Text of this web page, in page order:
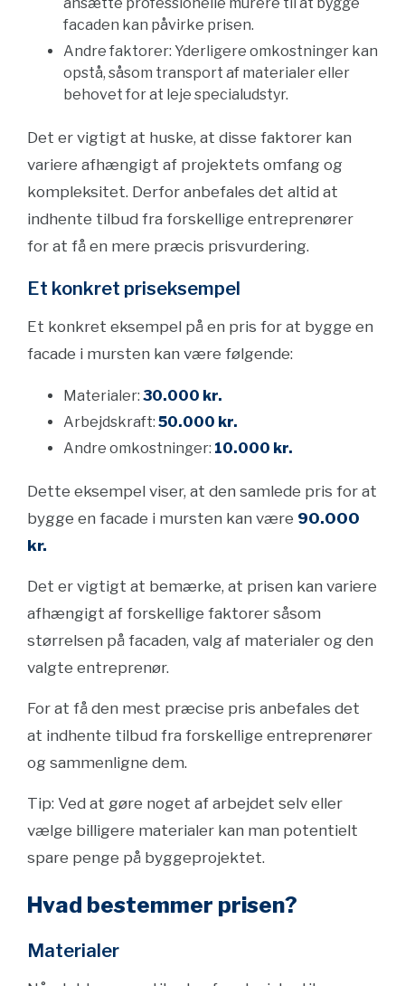
facaden kan påvirke prisen.
Andre faktorer: Yderligere omkostninger kan
opstå, såsom transport af materialer eller
behovet for at leje specialudstyr.
Det er vigtigt at huske, at disse faktorer kan
variere afhængigt af projektets omfang og
kompleksitet. Derfor anbefales det altid at
indhente tilbud fra forskellige entreprenører
for at få en mere præcis prisvurdering.
Et konkret priseksempel
Et konkret eksempel på en pris for at bygge en
facade i mursten kan være følgende:
Materialer: 30.000 kr.
Arbejdskraft: 50.000 kr.
Andre omkostninger: 10.000 kr.
Dette eksempel viser, at den samlede pris for at
bygge en facade i mursten kan være 90.000
kr.
Det er vigtigt at bemærke, at prisen kan variere
afhængigt af forskellige faktorer såsom
størrelsen på facaden, valg af materialer og den
valgte entreprenør.
For at få den mest præcise pris anbefales det
at indhente tilbud fra forskellige entreprenører
og sammenligne dem.
Tip: Ved at gøre noget af arbejdet selv eller
vælge billigere materialer kan man potentielt
spare penge på byggeprojektet.
Hvad bestemmer prisen?
Materialer